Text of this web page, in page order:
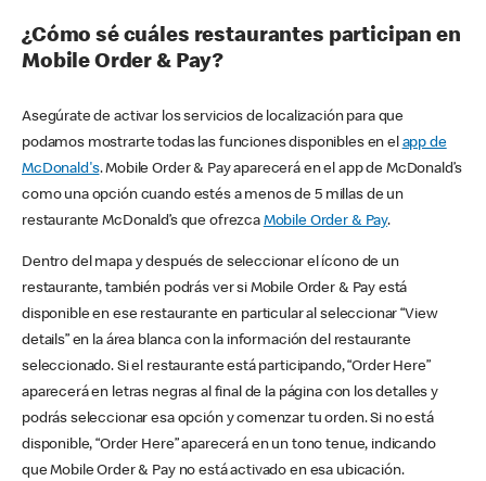
¿Cómo sé cuáles restaurantes participan en
Mobile Order & Pay?
Asegúrate de activar los servicios de localización para que
podamos mostrarte todas las funciones disponibles en el app de
McDonald's. Mobile Order & Pay aparecerá en el app de McDonald’s
como una opción cuando estés a menos de 5 millas de un
restaurante McDonald’s que ofrezca Mobile Order & Pay.
Dentro del mapa y después de seleccionar el ícono de un
restaurante, también podrás ver si Mobile Order & Pay está
disponible en ese restaurante en particular al seleccionar “View
details” en la área blanca con la información del restaurante
seleccionado. Si el restaurante está participando, “Order Here”
aparecerá en letras negras al final de la página con los detalles y
podrás seleccionar esa opción y comenzar tu orden. Si no está
disponible, “Order Here” aparecerá en un tono tenue, indicando
que Mobile Order & Pay no está activado en esa ubicación.